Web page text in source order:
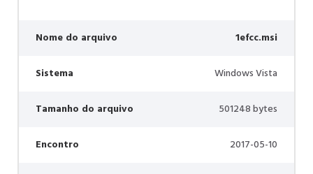
Nome do arquivo 1efcc.msi
Sistema Windows Vista
Tamanho do arquivo 501248 bytes
Encontro 2017-05-10